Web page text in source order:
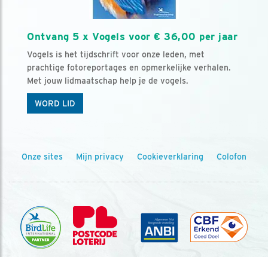
Ontvang 5 x Vogels voor € 36,00 per jaar
Vogels is het tijdschrift voor onze leden, met
prachtige fotoreportages en opmerkelijke verhalen.
Met jouw lidmaatschap help je de vogels.
WORD LID
Onze sites Mijn privacy Cookieverklaring Colofon